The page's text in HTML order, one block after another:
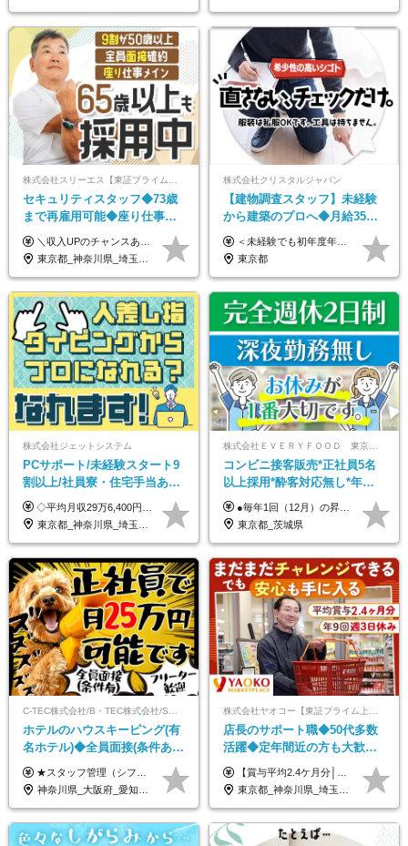
株式会社スリーエス【東証プライム上場グループ】
セキュリティスタッフ◆73歳
まで再雇用可能◆座り仕事中
心◆東証プライム上場G◆応
募者全員面接◆賞与年2回
＼収入UPのチャンスあり◎昇給も可能です！／ ◆正社員 月給(地域による）＋グレード手当、深夜手当、残業代（全額支給）等の各種手当＋賞与年2回 ＜東京都／神奈川県（横浜市）＞ 月給21万4000円～27万円 ＜埼玉県／千葉県＞ 月給19万90000円～25万1000円 ＜栃木県／茨城県／山梨県＞ 月給18万4000円～23万6000円 【試用期間】 正社員：3ヵ月 アルバイト：なし ※試用期間と本採用後の給与・待遇に差異はありません ※グレード手当、深夜手当の詳細額は面接にてご案内させていただきます ※正社員は60歳定年のため、60代の方は嘱託社員での採用です。給与条件は嘱託給与となり、退職金と賞与がありません ＼正社員は「グレード認定制」という評価あり！制度勤続年数等に応じて入社時から手当を支給／ ◆グレードI：＋2000円（入社時～） ◆グレードII：＋5000円（在籍1年以上＆当社基準に当てはまる方） ◆グレードIII：＋1万円（社内試験の合格者） ◆アルバイト・パート 東京都:時給1226円 神奈川県:時給1225円 千葉県：時給1140円 埼玉県:時給1141円 栃木県:1068円 茨城県:1074円 山梨県:1052円
東京都_神奈川県_埼玉県_千葉県_茨城県_栃木県_山梨県
株式会社クリスタルジャパン
【建物調査スタッフ】未経験
から建築のプロへ◆月給35万
円～＋賞与年2回◆官公庁・
UR直取引◆残業月10h
＜未経験でも初年度年収490万円～＞ ◆月給35万円～65万円＋賞与年2回（7月・12月） 【なぜ未経験に35万円を払えるのか】 UR都市機構様・日本郵政様・官公庁との直取引で中間マージンがなく、修繕・緊急対応だけで年4,000～5,000件。仕事が途切れない基盤があるため、調査を担う人材に相応の給与を支払えます。 【昇給について】 年齢や社歴ではなく、成長と貢献に応じて昇給する仕組みです。1回の昇給で年収100万円UPした社員もいます。 ※経験・スキルに応じて加給・優遇いたします ※試用期間3ヶ月（その間の給与・待遇に差異はありません） ※上記月給には、固定残業代（月45時間分／8.8万円～16.5万円）を含みます。超過分は別途全額支給します ※実際の残業は月平均10時間程度です。固定残業代は残業の有無にかかわらず全額支給します 【固定残業代について】 固定残業45時間分（88,000円～165,000円）を含む ※超過分は別途全額支給
東京都
株式会社ジェットシステム
PCサポート/未経験スタート9
割以上/社員寮・住宅手当あり/
正社員デビューOK/20代～30
代活躍中/全国募集
◇平均月収29万6,400円(各種手当含む) ◇住宅手当⇒最大家賃の半額支給 ◇賞与年2回支給 ■月給22万5,000円以上＋地域手当＋時間外手当＋住宅手当＋家族手当 ※経験やスキルに応じて給与を決定します ※試用期間2ヶ月あり（期間内は時給1,060円以上となります） └地域により上がる可能性があり／例：東京都時給1,370円 └その他待遇に差異なし ＜モデル月収例＞ 1年目：296,400円 3年目：320,000円 【固定残業代について】 なし（残業代は、実際の労働時間に応じて別途全額支給）
東京都_神奈川県_埼玉県_千葉県_大阪府_愛知県_北海道_青森県_岩手県_宮城県_秋田県_山形県_福島県_茨城県_群馬県_新潟県_山梨県_長野県_富山県_石川県_静岡県_岐阜県_三重県_兵庫県_京都府_滋賀県_奈良県_和歌山県_広島県_岡山県_鳥取県_島根県_山口県_徳島県_香川県_愛媛県_高知県_福岡県_熊本県_佐賀県_長崎県_大分県_宮崎県_沖縄県
コンビニ接客販売*正社員5名
以上採用*酔客対応無し*年休
120日～*創業59年の安定基盤*
コンビニ経験者優遇
●毎年1回（12月）の昇給で給与にしっかり反映！ ●賞与年2回あり（6月・12月） 月給26万円＋賞与年2回＋交通費全額支給 役職の有無にかかわらず、日々の頑張りは正当に評価します！ リーダー・店長昇格後は等級に合わせて給与UP＋役職手当があるので、 納得感を持って働くことができます◎ ※経験・スキルを考慮の上、決定します ※上記金額には固定残業代（21時間分・3万7300円以上）を含みます。超過分は別途全額支給します ※試用期間3ヶ月間あり（期間中の給与・待遇に差異はありません）
東京都_茨城県
ホテルのハウスキーピング(有
名ホテル)◆全員面接(条件あ
り)◆未経験OK◆リゾート地
も選べる◆月25万円
★スタッフ管理（シフト調整など）の経験があれば【月給28万円以上】 ★賞与支給実績：基本給の2ヶ月分～3ヶ月分 ＝＝ライフスタイルに合わせて働き方を選べます＝＝ ■正社員 ＜未経験者＞月給25万円(寮なしの場合)～35万円＋賞与年2回 ＜経験者＞月給28万円～35万円＋賞与年2回 ※寮をご利用の場合は月給22万円～ ※経験やスキルに応じて決定します ※残業代全額支給 ※試用期間（3ヶ月間）中の雇用形態や待遇に差異はありません ※正社員の場合、転勤の可能性あり ■契約社員 月給22万円～＋残業代全額支給 ※契約社員の場合、賞与の支給および転勤の可能性はありません ※勤務時間や勤務日数の希望があればご相談に応じます ※試用期間なし ※契約の更新 有(勤務状況により判断する) 更新上限 有(通算契約期間の上限 1年/更新回数の上限 なし)
神奈川県_大阪府_愛知県_北海道_兵庫県_京都府_広島県_福岡県_大分県_宮崎県_鹿児島県_沖縄県
店長のサポート職◆50代多数
活躍◆定年間近の方も大歓
迎！◆出勤はお昼から◆平均
賞与2.4ヶ月分◆残業少なめ
【賞与平均2.4ケ月分│決算賞与も20年以上連続で支給中！】 ＜月収例＞ 月収29万円（地域限定正社員／残業代・各種手当含む） 月収26万円（契約社員／残業代・各種手当含む） ◆月給：月給258,400円～361,500円＋残業代＋各種手当 ※給与は前職での経験、スキルを考慮し、決定します ※残業代は全額支給します ※契約社員としてご入社いただく方は、賞与額に差異あり。詳細は面接でお話しします ※試用期間3ヶ月あり。条件に変更はありません ※契約社員の場合：契約期間12カ月（更新あり） ※60歳未満でご入社いただいた方も、60歳になったタイミングで雇用形態は契約社員に切り替えとなります。
東京都_神奈川県_埼玉県_千葉県_茨城県_栃木県_群馬県